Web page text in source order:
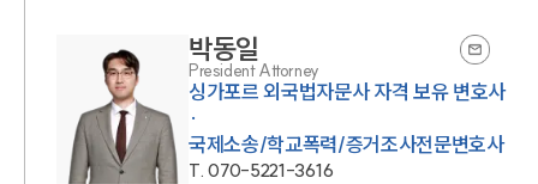
박동일
President Attorney
싱가포르 외국법자문사 자격 보유 변호사
·
국제소송/학교폭력/증거조사전문변호사
T.070-5221-3616